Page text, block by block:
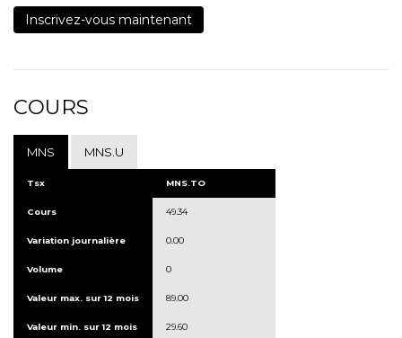
Inscrivez-vous maintenant
COURS
MNS MNS.U
Tsx MNS.TO
Cours 49.34
Variation journalière 0.00
Volume 0
Valeur max. sur 12 mois 89.00
Valeur min. sur 12 mois 29.60